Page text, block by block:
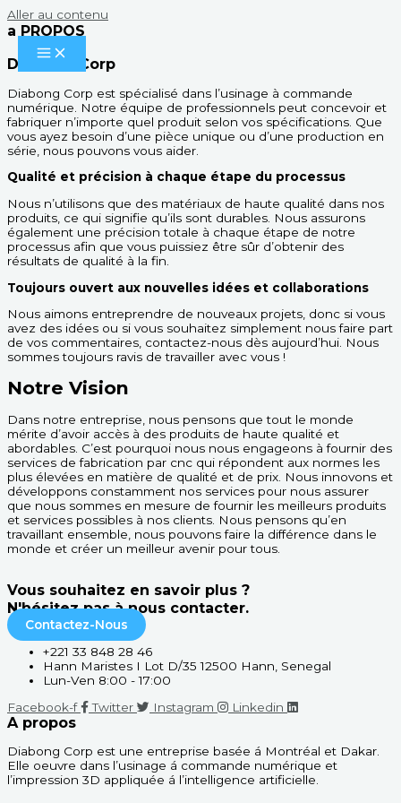
Aller au contenu
a PROPOS
Diabong-Corp
Diabong Corp est spécialisé dans l’usinage à commande
numérique. Notre équipe de professionnels peut concevoir et
fabriquer n’importe quel produit selon vos spécifications. Que
vous ayez besoin d’une pièce unique ou d’une production en
série, nous pouvons vous aider.
Qualité et précision à chaque étape du processus
Nous n’utilisons que des matériaux de haute qualité dans nos
produits, ce qui signifie qu’ils sont durables. Nous assurons
également une précision totale à chaque étape de notre
processus afin que vous puissiez être sûr d’obtenir des
résultats de qualité à la fin.
Toujours ouvert aux nouvelles idées et collaborations
Nous aimons entreprendre de nouveaux projets, donc si vous
avez des idées ou si vous souhaitez simplement nous faire part
de vos commentaires, contactez-nous dès aujourd’hui. Nous
sommes toujours ravis de travailler avec vous !
Notre Vision
Dans notre entreprise, nous pensons que tout le monde
mérite d’avoir accès à des produits de haute qualité et
abordables. C’est pourquoi nous nous engageons à fournir des
services de fabrication par cnc qui répondent aux normes les
plus élevées en matière de qualité et de prix. Nous innovons et
développons constamment nos services pour nous assurer
que nous sommes en mesure de fournir les meilleurs produits
et services possibles à nos clients. Nous pensons qu’en
travaillant ensemble, nous pouvons faire la différence dans le
monde et créer un meilleur avenir pour tous.
Vous souhaitez en savoir plus ?
N'hésitez pas à nous contacter.
Contactez-Nous
+221 33 848 28 46
Hann Maristes I Lot D/35 12500 Hann, Senegal
Lun-Ven 8:00 - 17:00
Facebook-f
Twitter Instagram Linkedin
A propos
Diabong Corp est une entreprise basée á Montréal et Dakar.
Elle oeuvre dans l’usinage á commande numérique et
l’impression 3D appliquée á l’intelligence artificielle.